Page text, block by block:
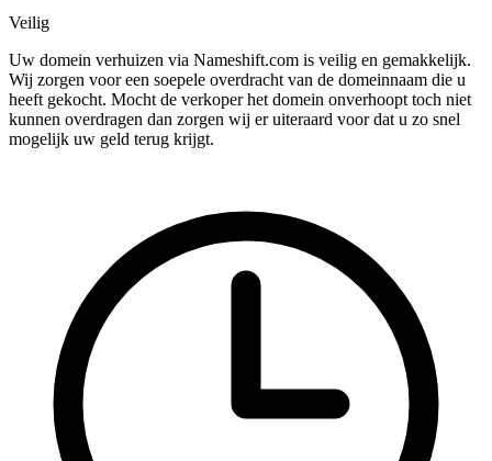
Veilig
Uw domein verhuizen via Nameshift.com is veilig en gemakkelijk.
Wij zorgen voor een soepele overdracht van de domeinnaam die u
heeft gekocht. Mocht de verkoper het domein onverhoopt toch niet
kunnen overdragen dan zorgen wij er uiteraard voor dat u zo snel
mogelijk uw geld terug krijgt.